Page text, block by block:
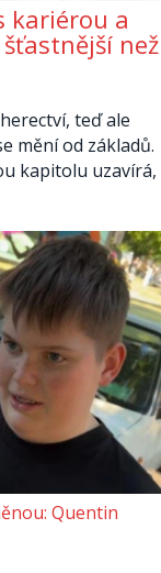
kariérou a
než
teď ale
mění od základů.
kapitolu uzavírá,
Quentin